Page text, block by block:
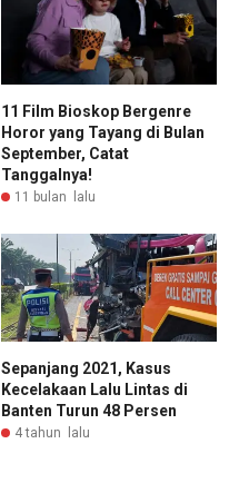
11 Film Bioskop Bergenre
Horor yang Tayang di Bulan
September, Catat
Tanggalnya!
11 bulan lalu
Sepanjang 2021, Kasus
Kecelakaan Lalu Lintas di
Banten Turun 48 Persen
4 tahun lalu